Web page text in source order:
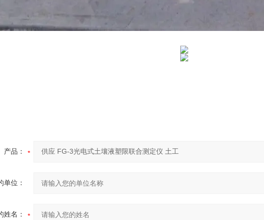
产品：
单位：
姓名：